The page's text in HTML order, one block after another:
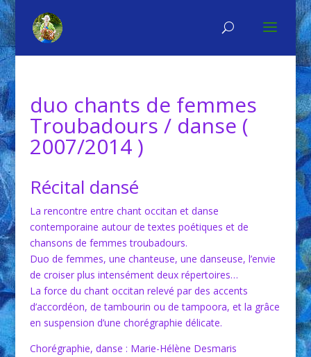
duo chants de femmes
Troubadours / danse (
2007/2014 )
Récital dansé
La rencontre entre chant occitan et danse
contemporaine autour de textes poétiques et de
chansons de femmes troubadours.
Duo de femmes, une chanteuse, une danseuse, l’envie
de croiser plus intensément deux répertoires…
La force du chant occitan relevé par des accents
d’accordéon, de tambourin ou de tampoora, et la grâce
en suspension d’une chorégraphie délicate.
Chorégraphie, danse : Marie-Hélène Desmaris